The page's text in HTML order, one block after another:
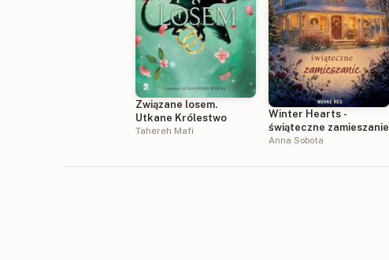
Związane losem.
Utkane Królestwo
Tahereh Mafi
Winter Hearts -
świąteczne zamieszanie
Anna Sobota